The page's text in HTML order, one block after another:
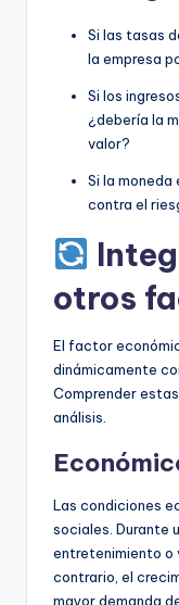
Si las tasas
la empresa
Si los
¿debería la
valor?
Si la moneda
contra el
otros
El factor
dinámicamente
Comprender
análisis.
Las condiciones
sociales. Durante
entretenimiento o
contrario, el
mayor demanda